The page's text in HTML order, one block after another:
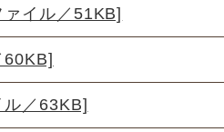
イル／51KB]
／63KB]